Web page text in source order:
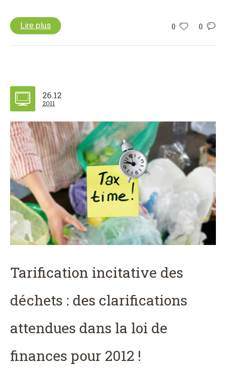
0 0
Lire plus
26.12
2011
Tarification incitative des
déchets : des clarifications
attendues dans la loi de
finances pour 2012 !